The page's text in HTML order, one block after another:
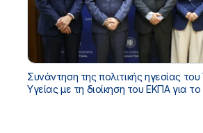
Συνάντηση της πολιτικής ηγεσίας
Υγείας με τη διοίκηση του ΕΚΠΑ για